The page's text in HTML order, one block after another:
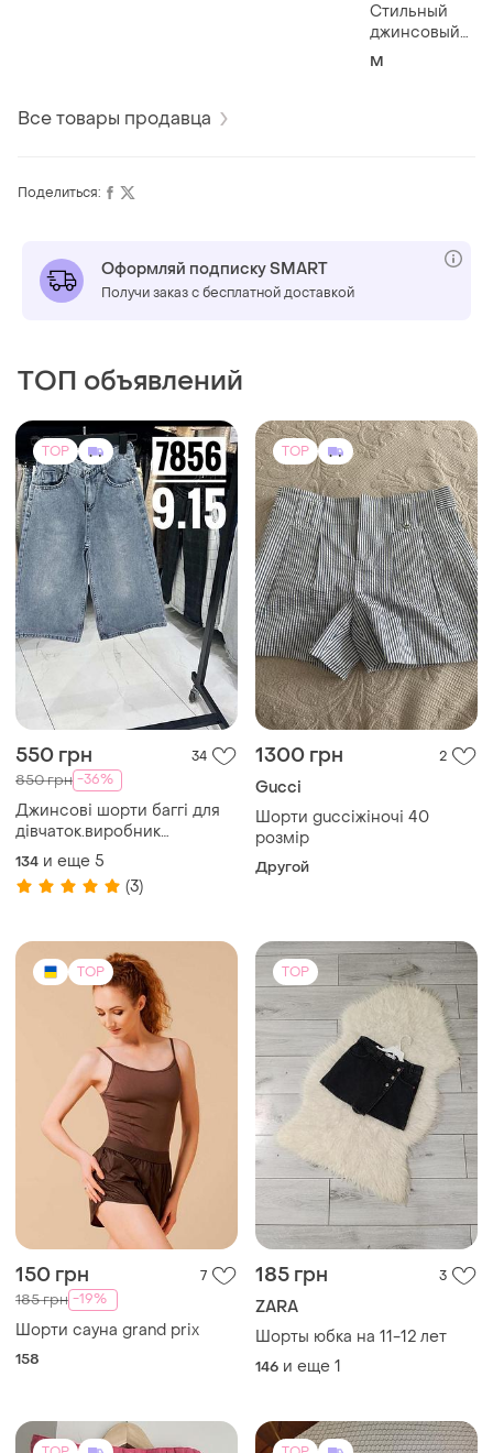
Стильный
джинсовый
комбинезон tu
M
Все товары продавца
Поделиться:
Оформляй подписку SMART
Получи заказ с бесплатной доставкой
ТОП объявлений
TOP
550 грн 34
850 грн -36%
Джинсові шорти баггі для
дівчаток.виробник
туреччина.гарні,якісні.
134 и еще 5
(3)
TOP
1300 грн 2
Gucci
Шорти gucciжіночі 40
розмір
Другой
TOP
150 грн 7
185 грн -19%
Шорти сауна grand prix
158
TOP
185 грн 3
ZARA
Шорты юбка на 11-12 лет
146 и еще 1